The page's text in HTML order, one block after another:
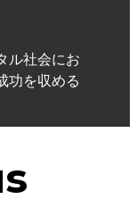
ル社会にお
功を収める